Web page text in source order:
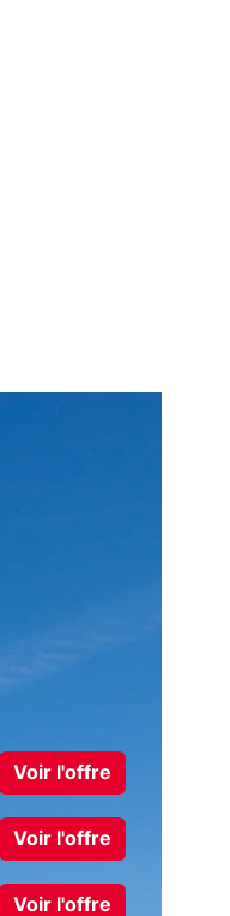
Voir l'offre
Voir l'offre
Voir l'offre